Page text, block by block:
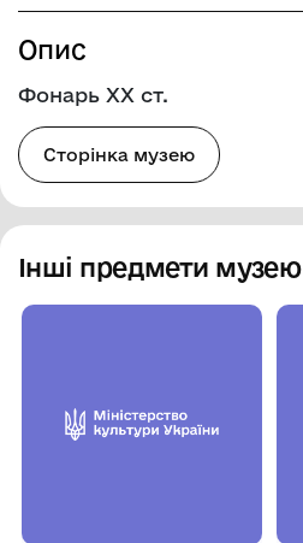
Опис
Фонарь XX ст.
Сторінка музею
Інші предмети музею